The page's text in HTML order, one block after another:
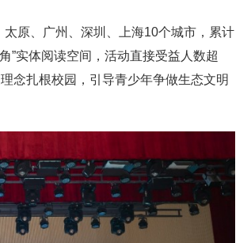
原、广州、深圳、上海10个城市，累计
”实体阅读空间，活动直接受益人数超
念扎根校园，引导青少年争做生态文明